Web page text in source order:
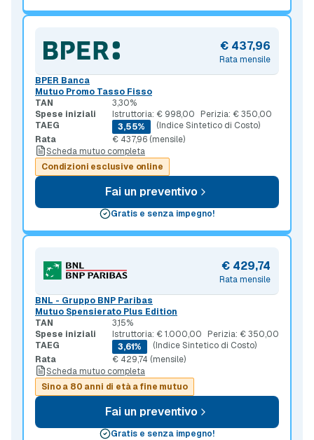
Rata mensile
€ 437,96
BPER Banca
Mutuo Promo Tasso Fisso
TAN
3,30%
Spese iniziali
Istruttoria: € 998,00
Perizia: € 350,00
TAEG
3,55%
(Indice Sintetico di Costo)
Rata
€ 437,96 (mensile)
Scheda mutuo completa
Condizioni esclusive online
Fai un preventivo
Gratis e senza impegno!
Rata mensile
€ 429,74
BNL - Gruppo BNP Paribas
Mutuo Spensierato Plus Edition
TAN
3,15%
Spese iniziali
Istruttoria: € 1.000,00
Perizia: € 350,00
TAEG
3,61%
(Indice Sintetico di Costo)
Rata
€ 429,74 (mensile)
Scheda mutuo completa
Sino a 80 anni di età a fine mutuo
Fai un preventivo
Gratis e senza impegno!